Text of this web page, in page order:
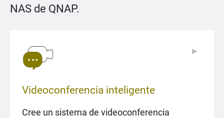
NAS de QNAP.
Videoconferencia inteligente
Cree un sistema de videoconferencia
▶